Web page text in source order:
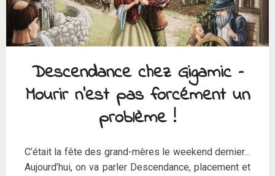
Descendance chez Gigamic –
Mourir n’est pas forcément un
problème !
C’était la fête des grand-mères le weekend dernier…
Aujourd’hui, on va parler Descendance, placement et